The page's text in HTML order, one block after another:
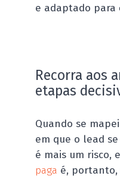
e adaptado para
Recorra aos
etapas
Quando se
em que o lead
é mais um risco,
paga é, portanto,